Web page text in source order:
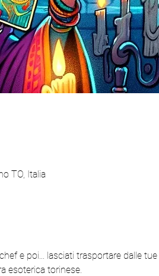
TO, Italia
e poi... lasciati trasportare dalle
esoterica torinese.